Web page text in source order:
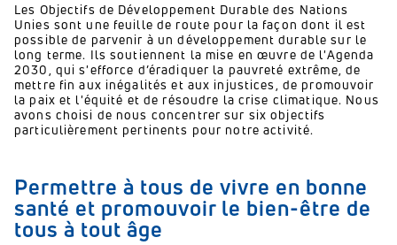
Les Objectifs de Développement Durable des Nations
Unies sont une feuille de route pour la façon dont il est
possible de parvenir à un développement durable sur le
long terme. Ils soutiennent la mise en œuvre de l'Agenda
2030, qui s'efforce d’éradiquer la pauvreté extrême, de
mettre fin aux inégalités et aux injustices, de promouvoir
la paix et l'équité et de résoudre la crise climatique. Nous
avons choisi de nous concentrer sur six objectifs
particulièrement pertinents pour notre activité.
Permettre à tous de vivre en bonne
santé et promouvoir le bien-être de
tous à tout âge